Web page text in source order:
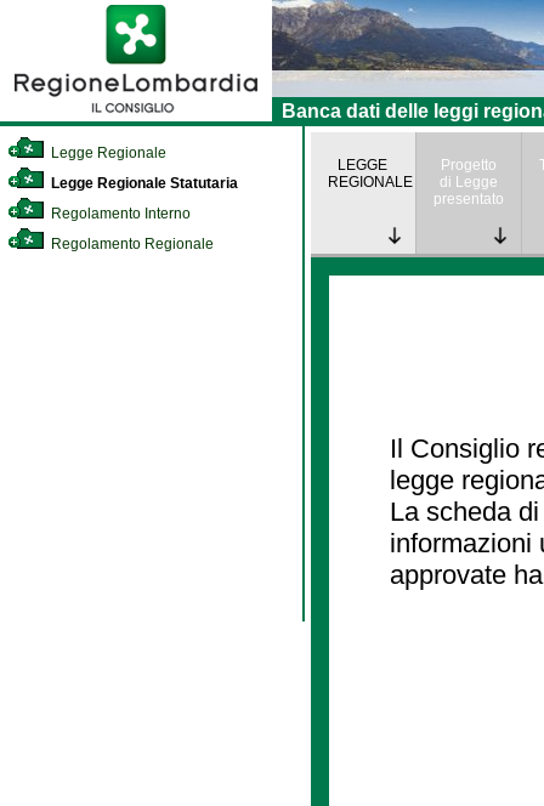
Banca dati delle leggi
Legge Regionale
Legge Regionale Statutaria
Regolamento Interno
Regolamento Regionale
LEGGE
REGIONALE
Progetto
di Legge
presentato
Il Consiglio
legge
La scheda
informazioni
approvate